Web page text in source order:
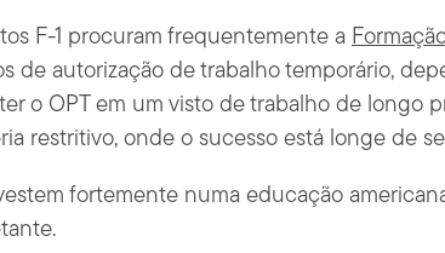
F-1 procuram frequentemente a
de autorização de trabalho temporário,
o OPT em um visto de trabalho de longo
restritivo, onde o sucesso está longe de
fortemente numa educação